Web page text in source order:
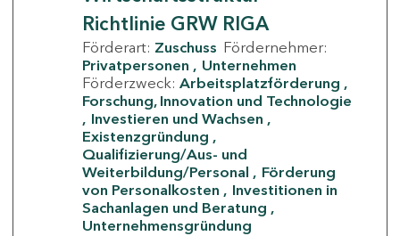
Richtlinie GRW RIGA
Förderart: Zuschuss Fördernehmer:
Privatpersonen
Unternehmen
Förderzweck: Arbeitsplatzförderung
Forschung, Innovation und Technologie
Investieren und Wachsen
Existenzgründung
Qualifizierung/Aus- und
Weiterbildung/Personal
Förderung
von Personalkosten
Investitionen in
Sachanlagen und Beratung
Unternehmensgründung